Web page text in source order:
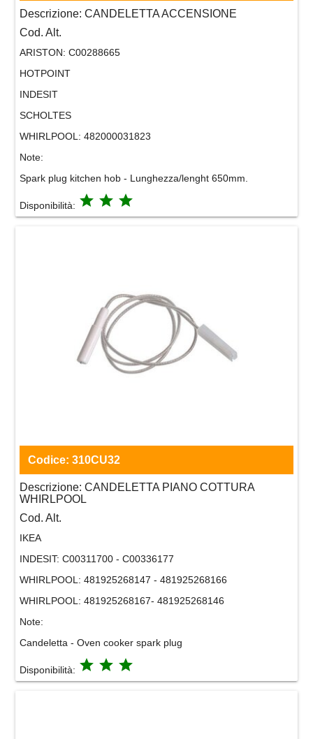
Descrizione: CANDELETTA ACCENSIONE
Cod. Alt.
ARISTON: C00288665
HOTPOINT
INDESIT
SCHOLTES
WHIRLPOOL: 482000031823
Note:
Spark plug kitchen hob - Lunghezza/lenght 650mm.
Disponibilità: grade grade grade
Codice: 310CU32
Descrizione: CANDELETTA PIANO COTTURA
WHIRLPOOL
Cod. Alt.
IKEA
INDESIT: C00311700 - C00336177
WHIRLPOOL: 481925268147 - 481925268166
WHIRLPOOL: 481925268167- 481925268146
Note:
Candeletta - Oven cooker spark plug
Disponibilità: grade grade grade